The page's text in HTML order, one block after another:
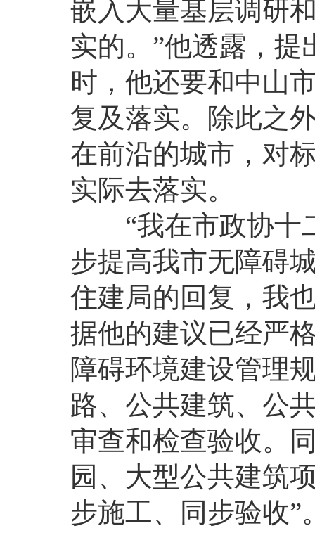
嵌入大量基层调研
实的。”他透露，
时，他还要和中山
复及落实。除此之
在前沿的城市，对
实际去落实。
“我在市政协十二
步提高我市无障碍
住建局的回复，我
据他的建议已经严
障碍环境建设管理
路、公共建筑、公
审查和检查验收。
园、大型公共建筑
步施工、同步验收”